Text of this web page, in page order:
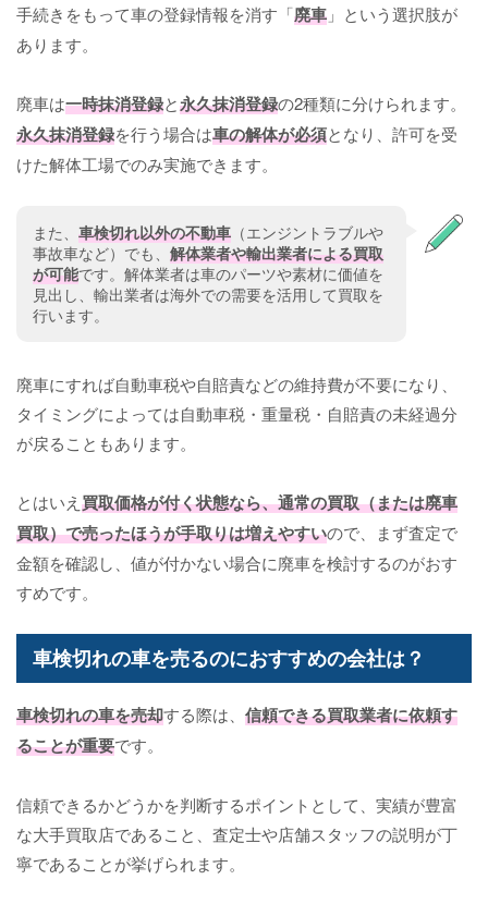
手続きをもって車の登録情報を消す「廃車 」という選択肢が
あります。
廃車は一時抹消登録と永久抹消登録の2種類に分けられます。
永久抹消登録を行う場合は車の解体が必須となり、許可を受
けた解体工場でのみ実施できます。
また、 車検切れ以外の不動車 （エンジントラブルや
事故車など）でも、 解体業者や輸出業者による買取
が可能です。解体業者は車のパーツや素材に価値を
見出し、輸出業者は海外での需要を活用して買取を
行います。
廃車にすれば自動車税や自賠責などの維持費が不要になり、
タイミングによっては自動車税・重量税・自賠責の未経過分
が戻ることもあります。
とはいえ 買取価格が付く状態なら、通常の買取（または廃車
買取）で売ったほうが手取りは増えやすいので、まず査定で
金額を確認し、値が付かない場合に廃車を検討するのがおす
すめです。
車検切れの車を売るのにおすすめの会社は？
車検切れの車を売却する際は、 信頼できる買取業者に依頼す
ることが重要です。
信頼できるかどうかを判断するポイントとして、実績が豊富
な大手買取店であること、査定士や店舗スタッフの説明が丁
寧であることが挙げられます。